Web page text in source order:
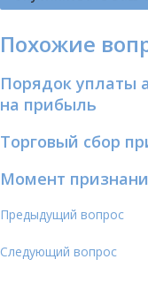
Похожие
Порядок уплаты
на прибыль
Торговый сбор
Момент
Предыдущий вопрос
Следующий вопрос